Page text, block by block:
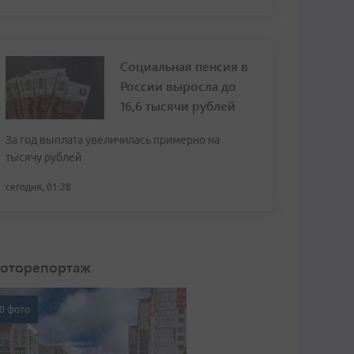
Социальная пенсия в
России выросла до
16,6 тысячи рублей
За год выплата увеличилась примерно на
тысячу рублей
сегодня, 01:28
фото